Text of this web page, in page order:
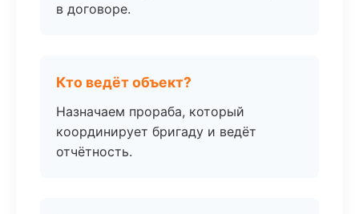
в договоре.
Кто ведёт объект?
Назначаем прораба, который
координирует бригаду и ведёт
отчётность.